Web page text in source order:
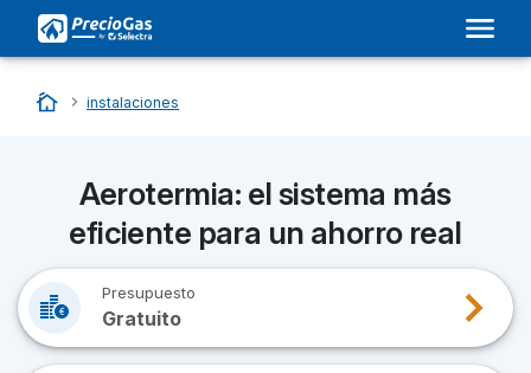
Inicio
…
instalaciones
Aerotermia: el sistema más
eficiente para un ahorro real
Presupuesto
Gratuito